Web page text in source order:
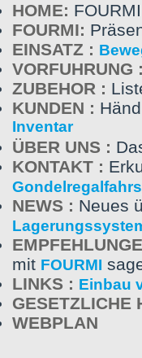
HOME: FOURMI
FOURMI:
EINSATZ :
VORFUHRUNG :
ZUBEHOR :
KUNDEN :
Inventar
ÜBER UNS :
KONTAKT :
NEWS : Neues
mit FOURMI
LINKS : Einbau
GESETZLICHE
WEBPLAN